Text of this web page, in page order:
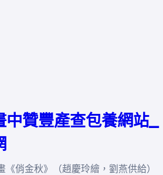
中贊豐產查包養網站_
俏金秋》（趙慶玲繪，劉燕供給）